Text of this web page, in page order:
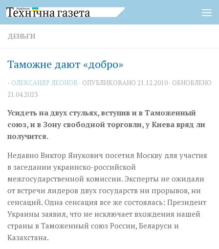
Перейти к содержимому
ДЕНЬГИ
Таможне дают «добро»
- ОЛЕКСАНДР ЛЕОНОВ · ОПУБЛИКОВАНО 21.12.2010 · ОБНОВЛЕНО
21.04.2023
Усидеть на двух стульях, вступив и в Таможенный
союз, и в Зону свободной торговли, у Киева вряд ли
получится.
Недавно Виктор Янукович посетил Москву для участия
в заседании украинско-российской
межгосударственной комиссии. Эксперты не ожидали
от встречи лидеров двух государств ни прорывов, ни
сенсаций. Одна сенсация все же состоялась: Президент
Украины заявил, что не исключает вхождения нашей
страны в Таможенный союз России, Беларуси и
Казахстана.